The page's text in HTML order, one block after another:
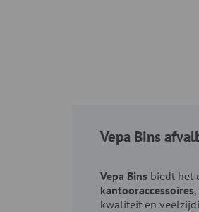
Vepa Bins
Vepa Bins biedt het
kantooraccessoires,
kwaliteit en